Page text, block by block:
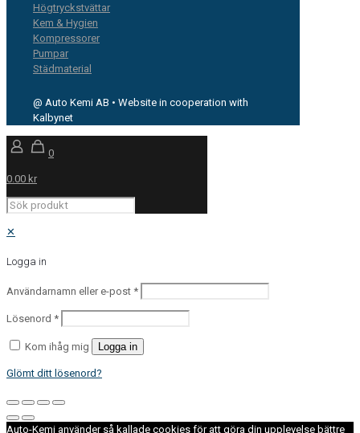
Högtryckstvättar
Kem & Hygien
Kompressorer
Pumpar
Städmaterial
@ Auto Kemi AB • Website in cooperation with
Kalbynet
0
0.00 kr
✕
Logga in
Användarnamn eller e-post *
Lösenord *
Kom ihåg mig Logga in
Glömt ditt lösenord?
Auto-Kemi använder så kallade cookies för att göra din upplevelse bättre